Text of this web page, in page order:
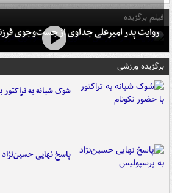
فیلم برگزیده
روایت پدر امیرعلی جداوی از جست‌وجوی
برگزیده ورزشی
شوک شبانه به تراکتور
پاسخ نهایی